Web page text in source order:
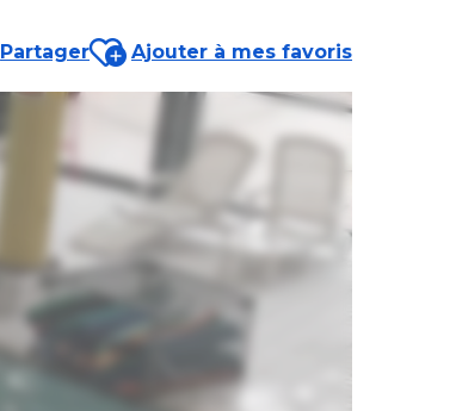
PartagerAjouter aux favoris
Ajouter à mes favoris